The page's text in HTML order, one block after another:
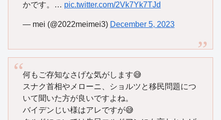
かです。… pic.twitter.com/2Vk7Yk7TJd
— mei (@2022meimei3) December 5, 2023
何もご存知なさげな気がします😅
スナク首相やメローニ、ショルツと移民問題につ
いて聞いた方が良いですよね。
バイデンじい様はアレですが😅